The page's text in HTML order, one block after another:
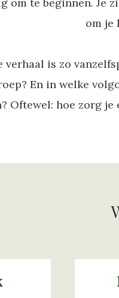
om je
verhaal is zo
En in welke
Oftewel: hoe zorg